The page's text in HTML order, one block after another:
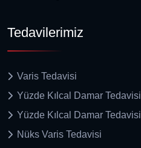
Tedavilerimiz
Varis Tedavisi
Yüzde Kılcal Damar Tedavisi
Yüzde Kılcal Damar Tedavisi
Nüks Varis Tedavisi